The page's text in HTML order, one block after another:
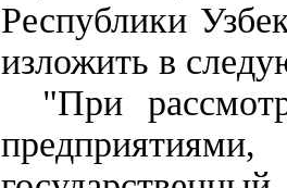
Республики
изложить в
"При